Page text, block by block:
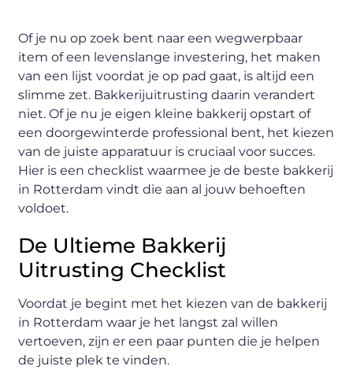
Of je nu op zoek bent naar een wegwerpbaar
item of een levenslange investering, het maken
van een lijst voordat je op pad gaat, is altijd een
slimme zet. Bakkerijuitrusting daarin verandert
niet. Of je nu je eigen kleine bakkerij opstart of
een doorgewinterde professional bent, het kiezen
van de juiste apparatuur is cruciaal voor succes.
Hier is een checklist waarmee je de beste bakkerij
in Rotterdam vindt die aan al jouw behoeften
voldoet.
De Ultieme Bakkerij
Uitrusting Checklist
Voordat je begint met het kiezen van de bakkerij
in Rotterdam waar je het langst zal willen
vertoeven, zijn er een paar punten die je helpen
de juiste plek te vinden.